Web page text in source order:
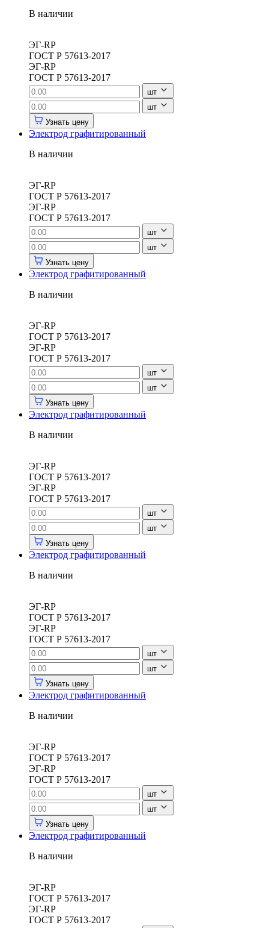
В наличии
ЭГ-RP
ГОСТ Р 57613-2017
ЭГ-RP
ГОСТ Р 57613-2017
шт
шт
Узнать цену
Электрод графитированный
В наличии
ЭГ-RP
ГОСТ Р 57613-2017
ЭГ-RP
ГОСТ Р 57613-2017
шт
шт
Узнать цену
Электрод графитированный
В наличии
ЭГ-RP
ГОСТ Р 57613-2017
ЭГ-RP
ГОСТ Р 57613-2017
шт
шт
Узнать цену
Электрод графитированный
В наличии
ЭГ-RP
ГОСТ Р 57613-2017
ЭГ-RP
ГОСТ Р 57613-2017
шт
шт
Узнать цену
Электрод графитированный
В наличии
ЭГ-RP
ГОСТ Р 57613-2017
ЭГ-RP
ГОСТ Р 57613-2017
шт
шт
Узнать цену
Электрод графитированный
В наличии
ЭГ-RP
ГОСТ Р 57613-2017
ЭГ-RP
ГОСТ Р 57613-2017
шт
шт
Узнать цену
Электрод графитированный
В наличии
ЭГ-RP
ГОСТ Р 57613-2017
ЭГ-RP
ГОСТ Р 57613-2017